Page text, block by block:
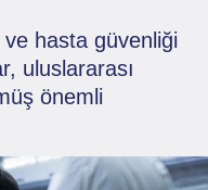
hasta güvenliği
uluslararası
önemli